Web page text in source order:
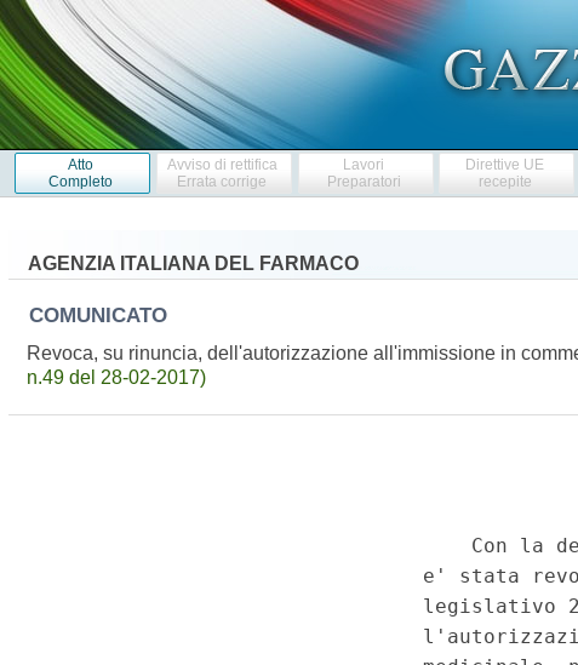
Atto
Completo
Avviso di rettifica
Errata corrige
Lavori
Preparatori
Direttive UE
recepite
AGENZIA ITALIANA DEL FARMACO
COMUNICATO
Revoca, su rinuncia, dell'autorizzazione all'immissione in
n.49 del 28-02-2017)